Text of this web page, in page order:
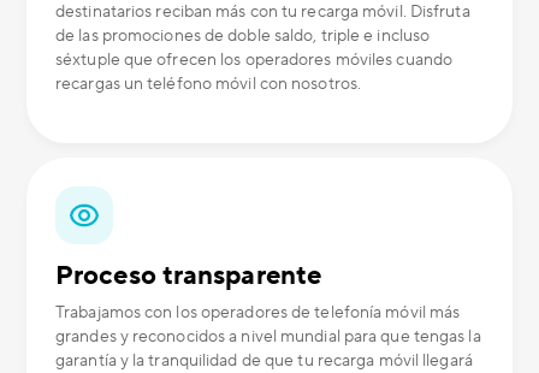
destinatarios reciban más con tu recarga móvil. Disfruta
de las promociones de doble saldo, triple e incluso
séxtuple que ofrecen los operadores móviles cuando
recargas un teléfono móvil con nosotros.
Proceso transparente
Trabajamos con los operadores de telefonía móvil más
grandes y reconocidos a nivel mundial para que tengas la
garantía y la tranquilidad de que tu recarga móvil llegará